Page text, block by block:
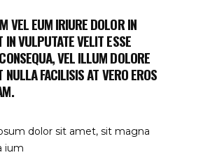
VEL EUM IRIURE DOLOR IN
IN VULPUTATE VELIT ESSE
VEL ILLUM DOLORE
NULLA FACILISIS AT VERO EROS
dolor sit amet, sit magna
ium